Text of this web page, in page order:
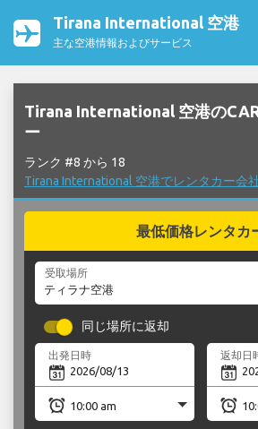
Tirana International 空港
主な空港情報およびサービス
Tirana International 空港の
ー
ランク #8 から 18
Tirana International 空港でレンタカー会
最低価格レンタカ
受取場所
同じ場所に返却
出発日時 返却日